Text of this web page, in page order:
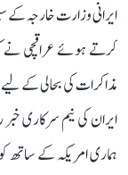
ایرانی وزارت خارجہ کے
کرتے ہوئے عراقچی نے
مذاکرات کی بحالی کے
ایران کی نیم سرکاری
ہماری امریکہ کے